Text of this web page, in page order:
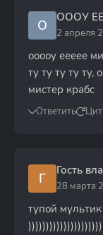
О ОООУ
2 апреля
ооооу еееее
ту ту ту ту ту,
мистер крабс
Ответить
Г Гость
28 марта
тупой